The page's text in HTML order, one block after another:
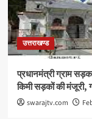
उत्तराखण्ड
प्रधानमंत्री ग्राम
किमी सड़कों की मंजूरी,
swarajtv.com